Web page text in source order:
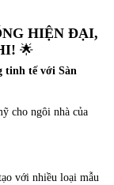
HIỆN ĐẠI,
🌟
tinh tế với Sàn
cho ngôi nhà của
với nhiều loại mẫu